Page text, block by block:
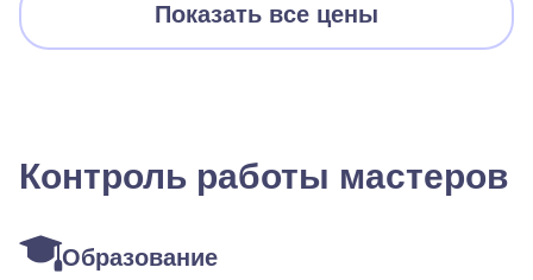
Показать все цены
Контроль работы мастеров
Образование